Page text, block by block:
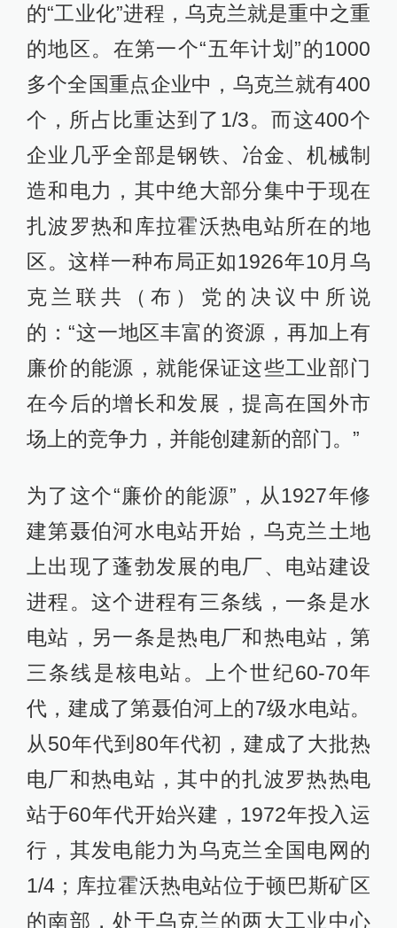
的“工业化”进程，乌克兰就是重中之重
的地区。在第一个“五年计划”的1000
多个全国重点企业中，乌克兰就有400
个，所占比重达到了1/3。而这400个
企业几乎全部是钢铁、冶金、机械制
造和电力，其中绝大部分集中于现在
扎波罗热和库拉霍沃热电站所在的地
区。这样一种布局正如1926年10月乌
克兰联共（布）党的决议中所说
的：“这一地区丰富的资源，再加上有
廉价的能源，就能保证这些工业部门
在今后的增长和发展，提高在国外市
场上的竞争力，并能创建新的部门。”
为了这个“廉价的能源”，从1927年修
建第聂伯河水电站开始，乌克兰土地
上出现了蓬勃发展的电厂、电站建设
进程。这个进程有三条线，一条是水
电站，另一条是热电厂和热电站，第
三条线是核电站。上个世纪60-70年
代，建成了第聂伯河上的7级水电站。
从50年代到80年代初，建成了大批热
电厂和热电站，其中的扎波罗热热电
站于60年代开始兴建，1972年投入运
行，其发电能力为乌克兰全国电网的
1/4；库拉霍沃热电站位于顿巴斯矿区
的南部，处于乌克兰的两大工业中心